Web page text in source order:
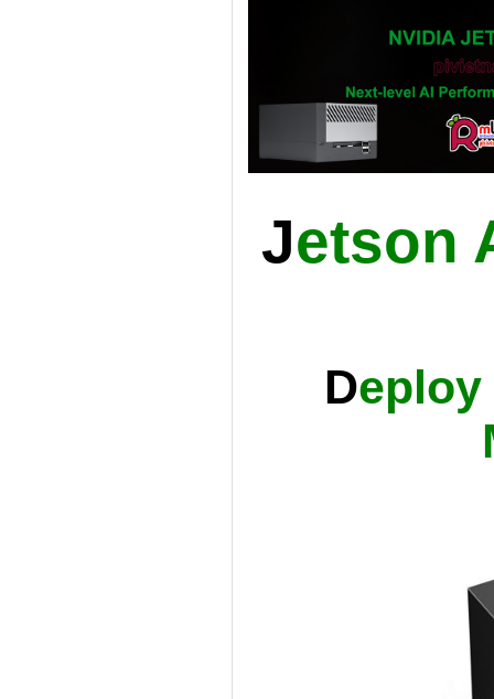
JEtson
D